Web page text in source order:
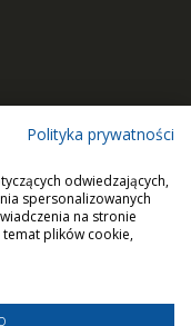
Polityka prywatności
odwiedzających,
spersonalizowanych
na stronie
plików cookie,